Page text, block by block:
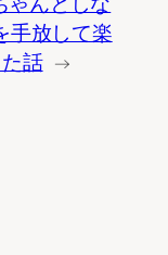
手放して楽
話 →